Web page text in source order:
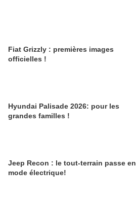
Fiat Grizzly : premières images
officielles !
Hyundai Palisade 2026: pour les
grandes familles !
Jeep Recon : le tout-terrain passe en
mode électrique!